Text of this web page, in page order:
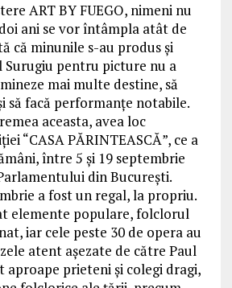
ART BY FUEGO, nimeni nu
ani se vor întâmpla atât de
că minunile s-au produs și
Surugiu pentru picture nu a
mai multe destine, să
să facă performanțe notabile.
aceasta, avea loc
“CASA PĂRINTEASCĂ”, ce a
între 5 și 19 septembrie
din București.
a fost un regal, la propriu.
elemente populare, folclorul
iar cele peste 30 de opera au
atent așezate de către Paul
aproape prieteni și colegi dragi,